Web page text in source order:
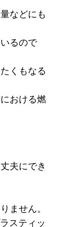
などにも
るので
くもなる
おける燃
夫にでき
ません。
スティッ